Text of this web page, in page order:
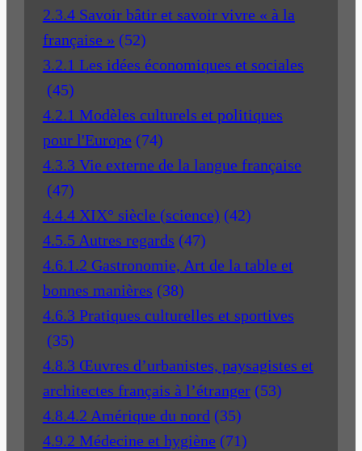
2.3.4 Savoir bâtir et savoir vivre « à la
française » (52)
3.2.1 Les idées économiques et sociales
(45)
4.2.1 Modèles culturels et politiques
pour l'Europe (74)
4.3.3 Vie externe de la langue française
(47)
4.4.4 XIX° siècle (science) (42)
4.5.5 Autres regards (47)
4.6.1.2 Gastronomie, Art de la table et
bonnes manières (38)
4.6.3 Pratiques culturelles et sportives
(35)
4.8.3 Œuvres d’urbanistes, paysagistes et
architectes français à l’étranger (53)
4.8.4.2 Amérique du nord (35)
4.9.2 Médecine et hygiène (71)